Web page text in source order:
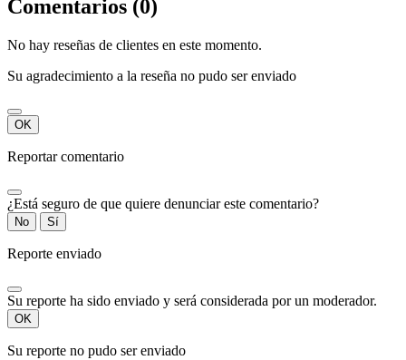
Comentarios (0)
No hay reseñas de clientes en este momento.
Su agradecimiento a la reseña no pudo ser enviado
OK
Reportar comentario
¿Está seguro de que quiere denunciar este comentario?
No Sí
Reporte enviado
Su reporte ha sido enviado y será considerada por un moderador.
OK
Su reporte no pudo ser enviado